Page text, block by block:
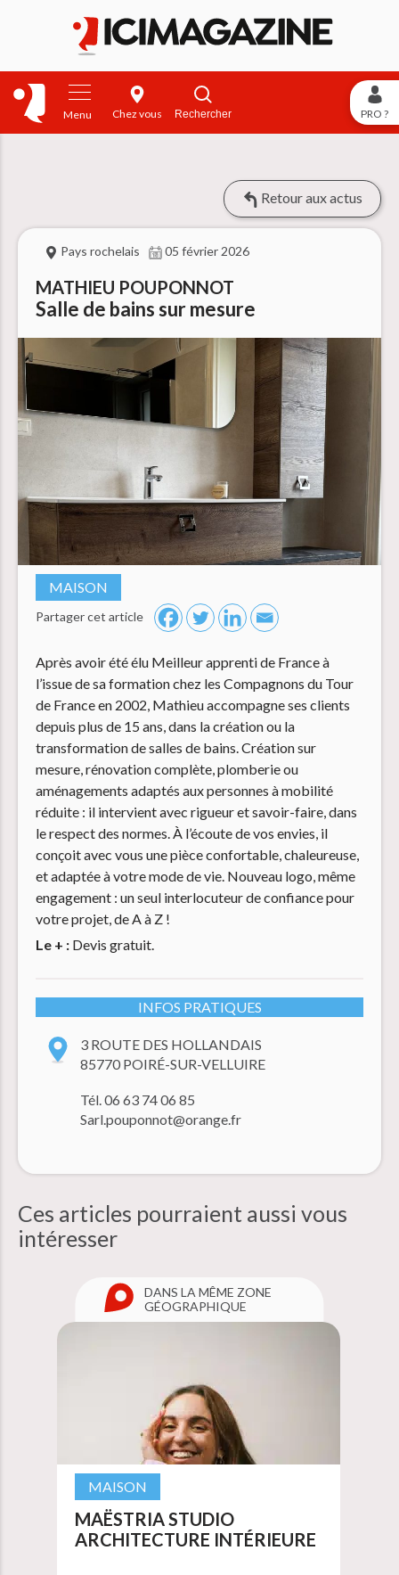
Menu Chez vous Rechercher PRO ?
Retour aux actus
Pays rochelais 05 février 2026
MATHIEU POUPONNOT
Salle de bains sur mesure
MAISON
Partager cet article
Après avoir été élu Meilleur apprenti de France à
l’issue de sa formation chez les Compagnons du Tour
de France en 2002, Mathieu accompagne ses clients
depuis plus de 15 ans, dans la création ou la
transformation de salles de bains. Création sur
mesure, rénovation complète, plomberie ou
aménagements adaptés aux personnes à mobilité
réduite : il intervient avec rigueur et savoir-faire, dans
le respect des normes. À l’écoute de vos envies, il
conçoit avec vous une pièce confortable, chaleureuse,
et adaptée à votre mode de vie. Nouveau logo, même
engagement : un seul interlocuteur de confiance pour
votre projet, de A à Z !
Le + : Devis gratuit.
INFOS PRATIQUES
3 ROUTE DES HOLLANDAIS
85770 POIRÉ-SUR-VELLUIRE
Tél. 06 63 74 06 85
Sarl.pouponnot@orange.fr
Ces articles pourraient aussi vous
intéresser
DANS LA MÊME ZONE
GÉOGRAPHIQUE
MAISON
MAËSTRIA STUDIO
ARCHITECTURE INTÉRIEURE